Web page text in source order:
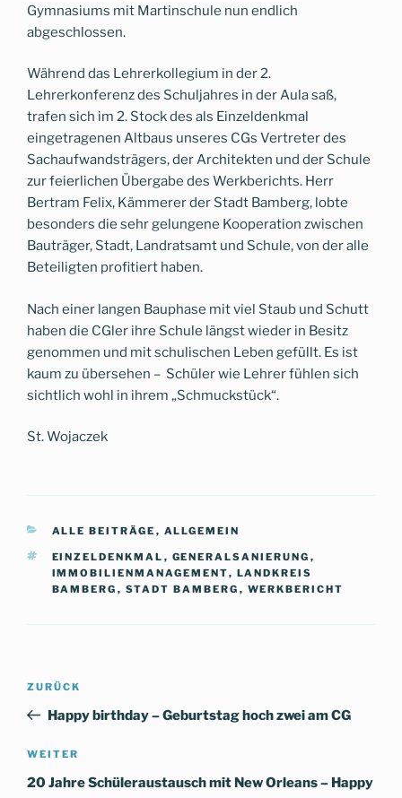
Gymnasiums mit Martinschule nun endlich
abgeschlossen.
Während das Lehrerkollegium in der 2.
Lehrerkonferenz des Schuljahres in der Aula saß,
trafen sich im 2. Stock des als Einzeldenkmal
eingetragenen Altbaus unseres CGs Vertreter des
Sachaufwandsträgers, der Architekten und der Schule
zur feierlichen Übergabe des Werkberichts. Herr
Bertram Felix, Kämmerer der Stadt Bamberg, lobte
besonders die sehr gelungene Kooperation zwischen
Bauträger, Stadt, Landratsamt und Schule, von der alle
Beteiligten profitiert haben.
Nach einer langen Bauphase mit viel Staub und Schutt
haben die CGler ihre Schule längst wieder in Besitz
genommen und mit schulischen Leben gefüllt. Es ist
kaum zu übersehen – Schüler wie Lehrer fühlen sich
sichtlich wohl in ihrem „Schmuckstück“.
St. Wojaczek
KATEGORIEN
ALLE BEITRÄGE , ALLGEMEIN
SCHLAGWÖRTER
EINZELDENKMAL , GENERALSANIERUNG ,
IMMOBILIENMANAGEMENT, LANDKREIS
BAMBERG , STADT BAMBERG , WERKBERICHT
Beitragsnavigation
Vorheriger
Beitrag
ZURÜCK
Happy birthday – Geburtstag hoch zwei am CG
Nächster
Beitrag
WEITER
20 Jahre Schüleraustausch mit New Orleans – Happy